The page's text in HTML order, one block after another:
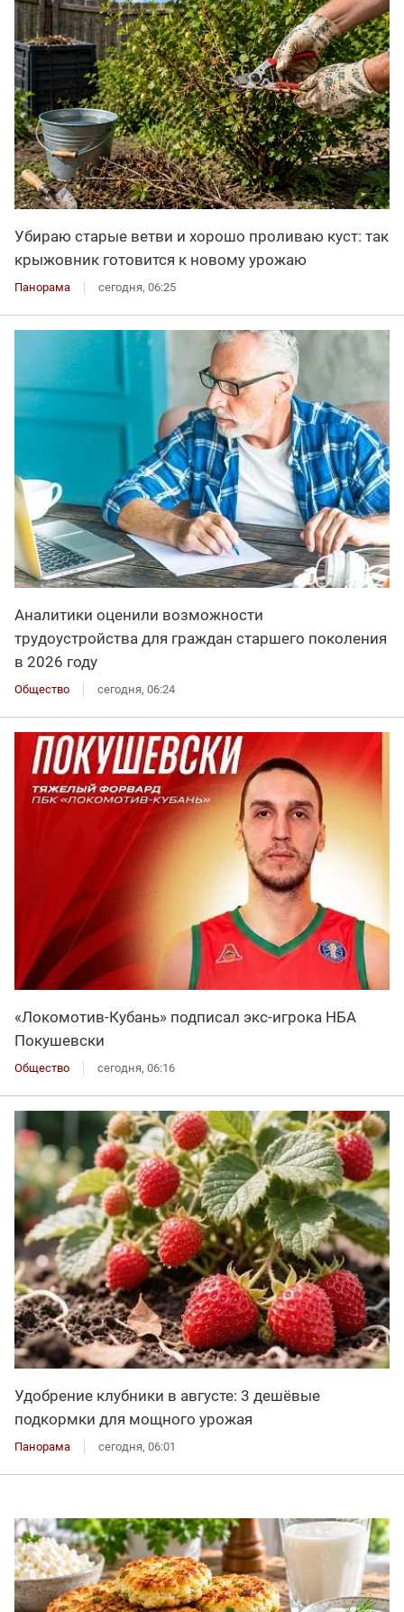
Убираю старые ветви и хорошо проливаю куст: так
крыжовник готовится к новому урожаю
Панорама сегодня, 06:25
Аналитики оценили возможности
трудоустройства для граждан старшего поколения
в 2026 году
Общество сегодня, 06:24
«Локомотив-Кубань» подписал экс-игрока НБА
Покушевски
Общество сегодня, 06:16
Удобрение клубники в августе: 3 дешёвые
подкормки для мощного урожая
Панорама сегодня, 06:01